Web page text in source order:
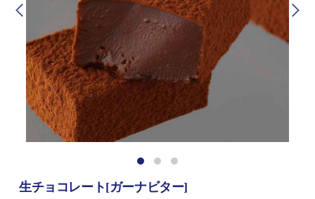
生チョコレート[ガーナビター]